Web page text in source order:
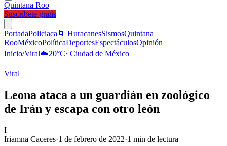
Quintana Roo
Suscríbete gratis
PortadaPoliciaca 🌀 HuracanesSismosQuintana
RooMéxicoPolíticaDeportesEspectáculosOpinión
Inicio/Viral☁️20°C· Ciudad de México
Viral
Leona ataca a un guardián en zoológico
de Irán y escapa con otro león
I
Iriamna Caceres·1 de febrero de 2022·1 min de lectura